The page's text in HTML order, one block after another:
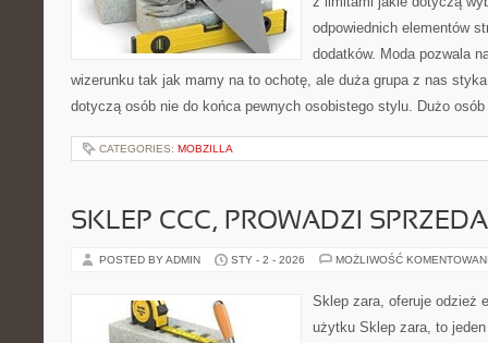
odpowiednich elementów
dodatków. Moda pozwala
wizerunku tak jak mamy na to ochotę, ale duża grupa z nas
dotyczą osób nie do końca pewnych osobistego stylu. Dużo
CATEGORIES: MOBZILLA
SKLEP CCC, PROWADZI
POSTED BY ADMIN STY - 2 - 2026 MOŻLIWOŚĆ
Sklep zara, oferuje odzież
użytku Sklep zara, to